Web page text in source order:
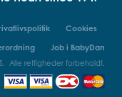
Cookies
Job i BabyDan
Alle rettigheder forbeholdt.